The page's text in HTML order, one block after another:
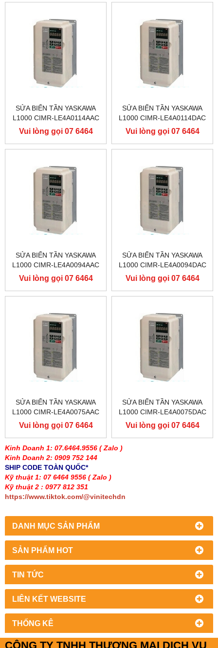
Kinh Doanh 1: 07.6464.9556 ( Zalo )
Kinh Doanh 2: 0909 752 144
SHIP CODE TOÀN QUỐC*
Kỹ thuật 1: 07 6464 9556 ( Zalo )
Kỹ thuật 2 : 0977 812 351
https://www.tiktok.com/@vinitechdn
DANH MỤC SẢN PHẨM
SẢN PHẨM HOT
TIN TỨC
LIÊN KẾT WEBSITE
THỐNG KÊ
SỬA BIẾN TẦN YASKAWA
L1000 CIMR-LE4A0114AAC
400V 55KW, BIẾN TẦN
YASKAWA L1000
Vui lòng gọi 07 6464
9556
SỬA BIẾN TẦN YASKAWA
L1000 CIMR-LE4A0114DAC
400V 55KW, BIẾN TẦN
YASKAWA L1000
Vui lòng gọi 07 6464
9556
SỬA BIẾN TẦN YASKAWA
L1000 CIMR-LE4A0094AAC
400V 45KW, BIẾN TẦN
YASKAWA L1000
Vui lòng gọi 07 6464
9556
SỬA BIẾN TẦN YASKAWA
L1000 CIMR-LE4A0094DAC
400V 45KW, BIẾN TẦN
YASKAWA L1000
Vui lòng gọi 07 6464
9556
SỬA BIẾN TẦN YASKAWA
L1000 CIMR-LE4A0075AAC
400V 37KW, BIẾN TẦN
YASKAWA L1000
Vui lòng gọi 07 6464
9556
SỬA BIẾN TẦN YASKAWA
L1000 CIMR-LE4A0075DAC
400V 37KW, BIẾN TẦN
YASKAWA L1000
Vui lòng gọi 07 6464
9556
CÔNG TY TNHH THƯƠNG MẠI DỊCH VỤ